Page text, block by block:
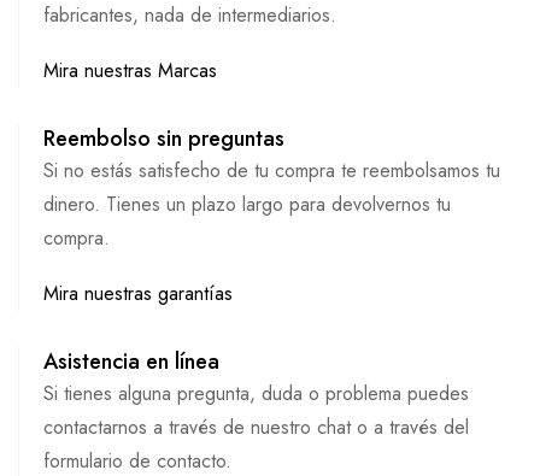
fabricantes, nada de intermediarios.
Mira nuestras Marcas
Reembolso sin preguntas
Si no estás satisfecho de tu compra te reembolsamos tu
dinero. Tienes un plazo largo para devolvernos tu
compra.
Mira nuestras garantías
Asistencia en línea
Si tienes alguna pregunta, duda o problema puedes
contactarnos a través de nuestro chat o a través del
formulario de contacto.